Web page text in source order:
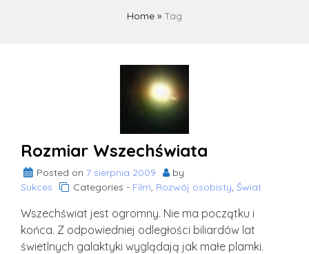
Home » Tag
Rozmiar Wszechświata
Posted on 7 sierpnia 2009
by
Sukces
Categories - Film, Rozwój osobisty, Świat
Wszechświat jest ogromny. Nie ma początku i
końca. Z odpowiedniej odległości biliardów lat
świetlnych galaktyki wyglądają jak małe plamki.